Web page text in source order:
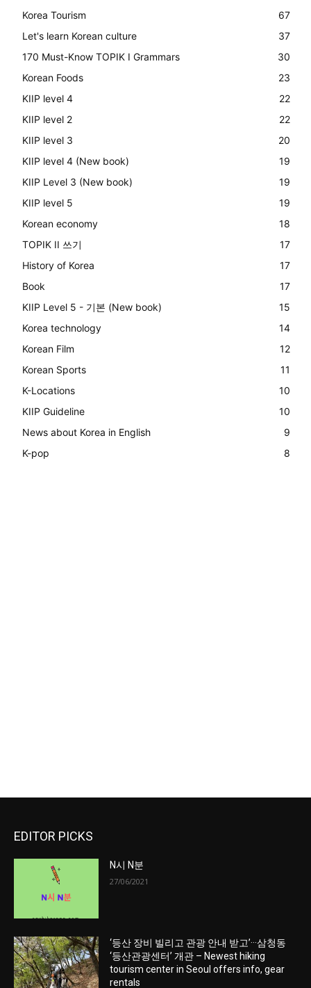
Korea Tourism
67
Let's learn Korean culture
37
170 Must-Know TOPIK I Grammars
30
Korean Foods
23
KIIP level 4
22
KIIP level 2
22
KIIP level 3
20
KIIP level 4 (New book)
19
KIIP Level 3 (New book)
19
KIIP level 5
19
Korean economy
18
TOPIK II 쓰기
17
History of Korea
17
Book
17
KIIP Level 5 - 기본 (New book)
15
Korea technology
14
Korean Film
12
Korean Sports
11
K-Locations
10
KIIP Guideline
10
News about Korea in English
9
K-pop
8
EDITOR PICKS
N시 N분
27/06/2021
‘등산 장비 빌리고 관광 안내 받고’···삼청동
‘등산관광센터’ 개관 – Newest hiking
tourism center in Seoul offers info, gear
rentals